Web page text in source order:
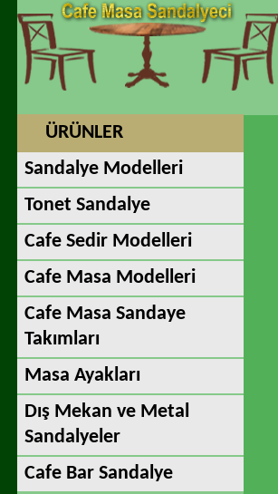
ÜRÜNLER
Sandalye Modelleri
Tonet Sandalye
Cafe Sedir Modelleri
Cafe Masa Modelleri
Cafe Masa Sandaye
Takımları
Masa Ayakları
Dış Mekan ve Metal
Sandalyeler
Cafe Bar Sandalye